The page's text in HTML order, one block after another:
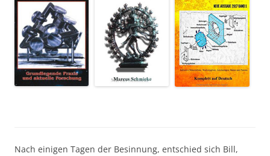
Nach einigen Tagen der Besinnung, entschied sich Bill,